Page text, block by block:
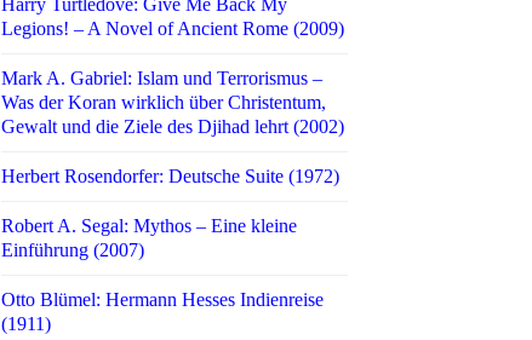
Harry Turtledove: Give Me Back My
Legions! – A Novel of Ancient Rome (2009)
Mark A. Gabriel: Islam und Terrorismus –
Was der Koran wirklich über Christentum,
Gewalt und die Ziele des Djihad lehrt (2002)
Herbert Rosendorfer: Deutsche Suite (1972)
Robert A. Segal: Mythos – Eine kleine
Einführung (2007)
Otto Blümel: Hermann Hesses Indienreise
(1911)